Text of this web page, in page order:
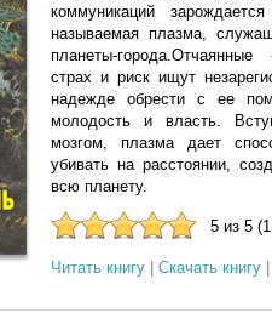
коммуникаций
называемая плазма,
планеты-
страх и риск ищут
надежде обрести с ее
молодость и власть.
мозгом, плазма дает
убивать на расстоянии,
всю планету.
5 из 5
Читать книгу Скачать книгу